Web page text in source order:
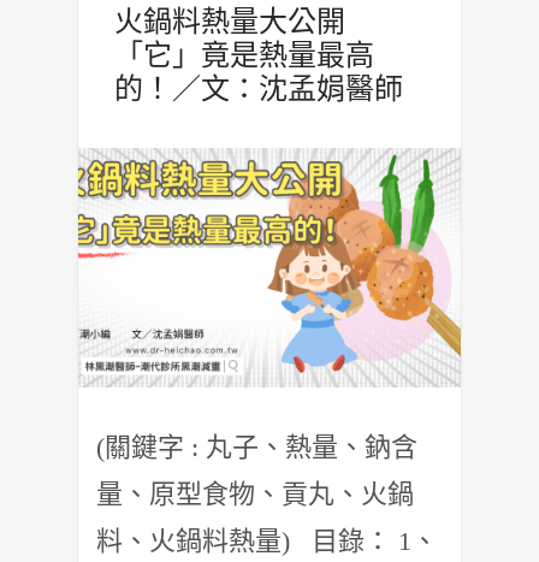
火鍋料熱量大公開
「它」竟是熱量最高
的！／文：沈孟娟醫師
(關鍵字 : 丸子、熱量、鈉含
量、原型食物、貢丸、火鍋
料、火鍋料熱量) 目錄： 1、